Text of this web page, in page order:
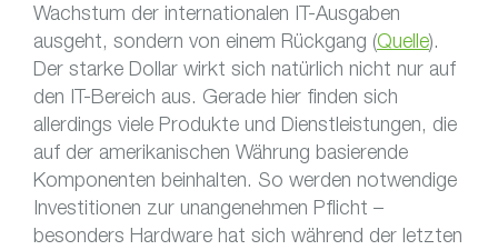
Wachstum der internationalen IT-Ausgaben
ausgeht, sondern von einem Rückgang (Quelle).
Der starke Dollar wirkt sich natürlich nicht nur auf
den IT-Bereich aus. Gerade hier finden sich
allerdings viele Produkte und Dienstleistungen, die
auf der amerikanischen Währung basierende
Komponenten beinhalten. So werden notwendige
Investitionen zur unangenehmen Pflicht –
besonders Hardware hat sich während der letzten